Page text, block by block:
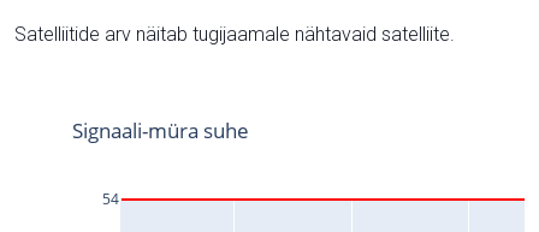
Satelliitide arv näitab tugijaamale nähtavaid satelliite.